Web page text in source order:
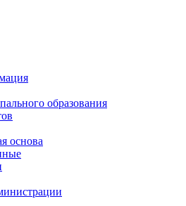
образования
основа